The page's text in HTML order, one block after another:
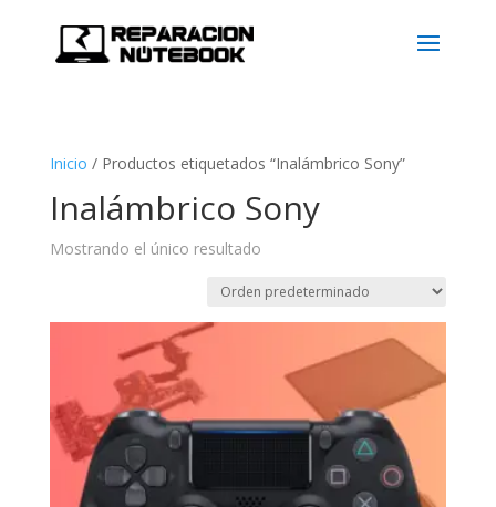
Inicio / Productos etiquetados “Inalámbrico Sony”
Inalámbrico Sony
Mostrando el único resultado